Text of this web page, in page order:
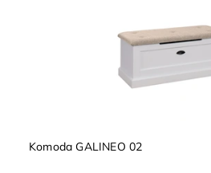
Komoda GALINEO 02